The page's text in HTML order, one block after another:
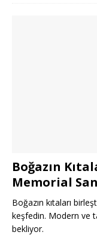
Boğazın
Memorial
Boğazın kıtaları
keşfedin. Modern ve
bekliyor.